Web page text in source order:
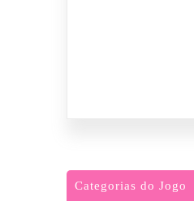
Categorias do Jogo